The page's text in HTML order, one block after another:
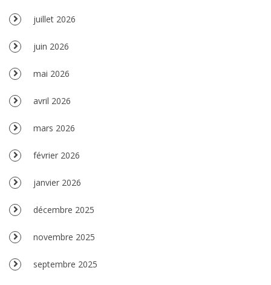
juillet 2026
juin 2026
mai 2026
avril 2026
mars 2026
février 2026
janvier 2026
décembre 2025
novembre 2025
septembre 2025